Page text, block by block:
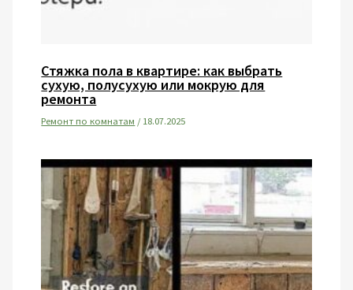
Стяжка пола в квартире: как выбрать
сухую, полусухую или мокрую для
ремонта
Ремонт по комнатам /18.07.2025